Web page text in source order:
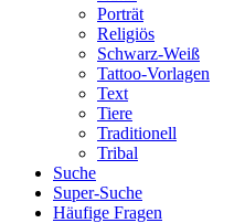
Porträt
Religiös
Schwarz-Weiß
Tattoo-Vorlagen
Text
Tiere
Traditionell
Tribal
Suche
Super-Suche
Häufige Fragen